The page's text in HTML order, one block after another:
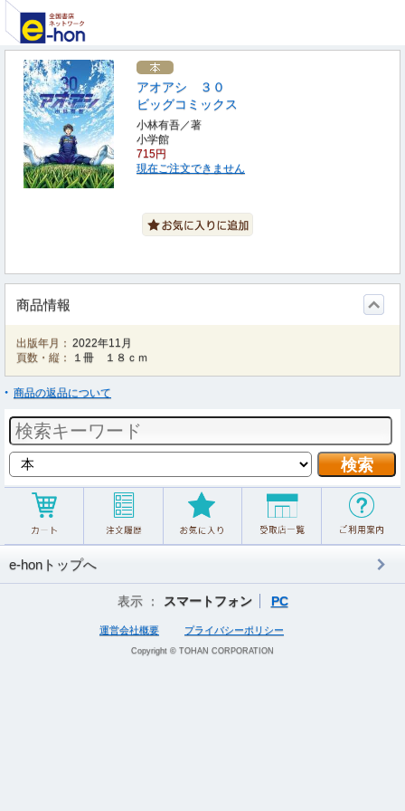
アオアシ ３０
ビッグコミックス
小林有吾／著
小学館
715円
現在ご注文できません
商品情報
出版年月： 2022年11月
頁数・縦：
１冊 １８ｃｍ
商品の返品について
e-honトップへ
表示 ： スマートフォン PC
運営会社概要 プライバシーポリシー
Copyright © TOHAN CORPORATION